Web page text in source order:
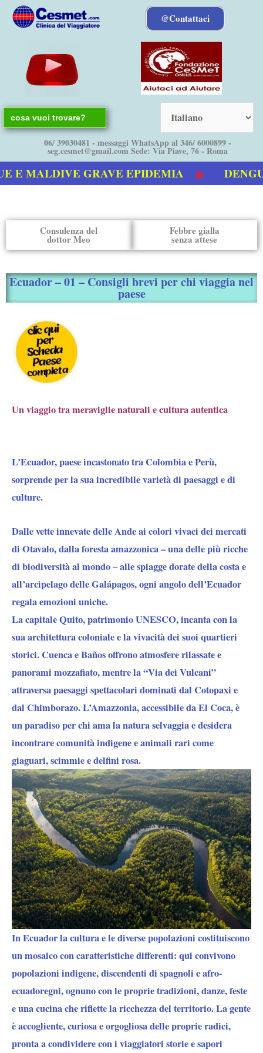
@Contattaci
Search
for:
06/ 39030481 - messaggi WhatsApp al 346/ 6000899 -
seg.cesmet@gmail.com Sede: Via Piave, 76 - Roma
MALDIVE GRAVE EPIDEMIA
Consulenza del
dottor Meo
Febbre gialla
senza attese
Ecuador – 01 – Consigli brevi per chi viaggia nel
paese
Un viaggio tra meraviglie naturali e cultura autentica
L’Ecuador, paese incastonato tra Colombia e Perù,
sorprende per la sua incredibile varietà di paesaggi e di
culture.
Dalle vette innevate delle Ande ai colori vivaci dei mercati
di Otavalo, dalla foresta amazzonica – una delle più ricche
di biodiversità al mondo – alle spiagge dorate della costa e
all’arcipelago delle Galápagos, ogni angolo dell’Ecuador
regala emozioni uniche.
La capitale Quito, patrimonio UNESCO, incanta con la
sua architettura coloniale e la vivacità dei suoi quartieri
storici. Cuenca e Baños offrono atmosfere rilassate e
panorami mozzafiato, mentre la “Via dei Vulcani”
attraversa paesaggi spettacolari dominati dal Cotopaxi e
dal Chimborazo. L’Amazzonia, accessibile da El Coca, è
un paradiso per chi ama la natura selvaggia e desidera
incontrare comunità indigene e animali rari come
giaguari, scimmie e delfini rosa.
In Ecuador la cultura e le diverse popolazioni costituiscono
un mosaico con caratteristiche differenti: qui convivono
popolazioni indigene, discendenti di spagnoli e afro-
ecuadoregni, ognuno con le proprie tradizioni, danze, feste
e una cucina che riflette la ricchezza del territorio. La gente
è accogliente, curiosa e orgogliosa delle proprie radici,
pronta a condividere con i viaggiatori storie e sapori